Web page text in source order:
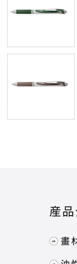
産
畫